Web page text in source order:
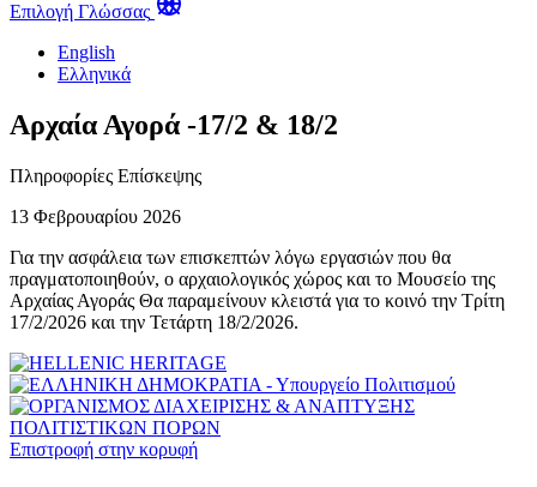
Επιλογή Γλώσσας
English
Ελληνικά
Aρχαία Αγορά -17/2 & 18/2
Πληροφορίες Επίσκεψης
13 Φεβρουαρίου 2026
Για την ασφάλεια των επισκεπτών λόγω εργασιών που θα
πραγματοποιηθούν, ο αρχαιολογικός χώρος και το Μουσείο της
Αρχαίας Αγοράς Θα παραμείνουν κλειστά για το κοινό την Τρίτη
17/2/2026 και την Τετάρτη 18/2/2026.
Επιστροφή στην κορυφή